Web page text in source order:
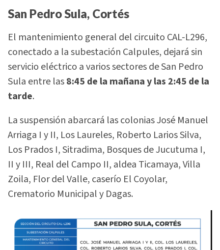
San Pedro Sula, Cortés
El mantenimiento general del circuito CAL-L296,
conectado a la subestación Calpules, dejará sin
servicio eléctrico a varios sectores de San Pedro
Sula entre las8:45 de la mañana y las 2:45 de la
tarde.
La suspensión abarcará las colonias José Manuel
Arriaga I y II, Los Laureles, Roberto Larios Silva,
Los Prados I, Sitradima, Bosques de Jucutuma I,
II y III, Real del Campo II, aldea Ticamaya, Villa
Zoila, Flor del Valle, caserío El Coyolar,
Crematorio Municipal y Dagas.